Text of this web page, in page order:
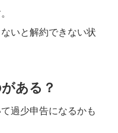
いと解約できない状
ある？
過少申告になるかも